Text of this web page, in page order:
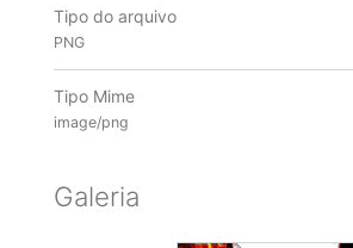
Tipo do arquivo
PNG
Tipo Mime
image/png
Galeria